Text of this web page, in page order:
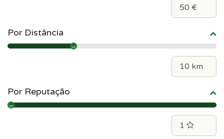
Por Distância
Por Reputação